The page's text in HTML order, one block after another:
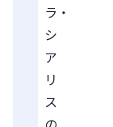
ラ・
シ
ア
リ
ス